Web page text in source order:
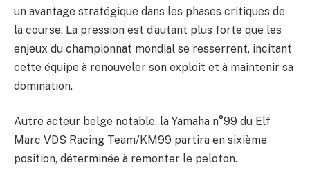
un avantage stratégique dans les phases critiques de
la course. La pression est d’autant plus forte que les
enjeux du championnat mondial se resserrent, incitant
cette équipe à renouveler son exploit et à maintenir sa
domination.
Autre acteur belge notable, la Yamaha n°99 du Elf
Marc VDS Racing Team/KM99 partira en sixième
position, déterminée à remonter le peloton.